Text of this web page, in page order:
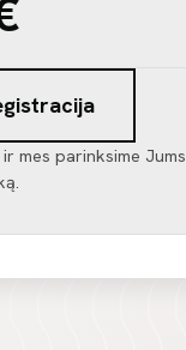
mes parinksime Jums